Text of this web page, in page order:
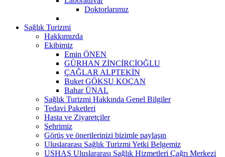
Doktorlarımız
Sağlık Turizmi
Hakkımızda
Ekibimiz
Emin ÖNEN
GÜRHAN ZİNCİRCİOĞLU
ÇAĞLAR ALPTEKİN
Buket GÖKSU KOÇAN
Bahar ÜNAL
Sağlık Turizmi Hakkında Genel Bilgiler
Tedavi Paketleri
Hasta ve Ziyaretçiler
Şehrimiz
Görüş ve önerilerinizi bizimle paylaşın
Uluslararası Sağlık Turizmi Yetki Belgemiz
USHAŞ Uluslararası Sağlık Hizmetleri Çağrı Merkezi